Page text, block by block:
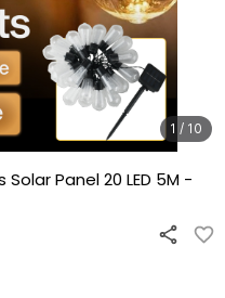
1 / 10
Panel 20 LED 5M -